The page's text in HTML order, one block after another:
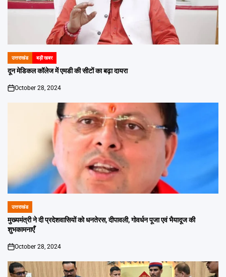
POSTED
IN
उत्तराखंड बड़ी खबर
दून मेडिकल कॉलेज में एमडी की सीटों का बढ़ा दायरा
on
October 28, 2024
POSTED
IN
उत्तराखंड
मुख्यमंत्री ने दी प्रदेशवासियों को धनतेरस, दीपावली, गोवर्धन पूजा एवं भैयादूज की
शुभकामनाएँ
on
October 28, 2024